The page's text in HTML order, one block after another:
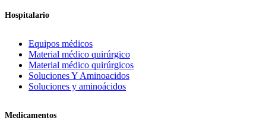
Hospitalario
Equipos médicos
Material médico quirúrgico
Material médico quirúrgicos
Soluciones Y Aminoacidos
Soluciones y aminoácidos
Medicamentos